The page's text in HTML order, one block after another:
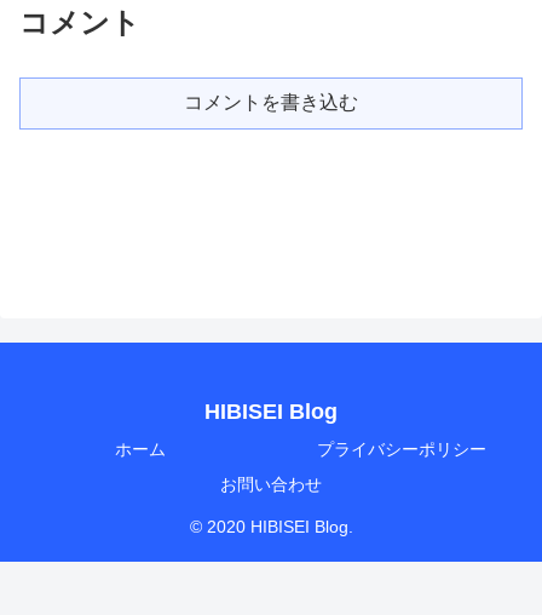
コメント
コメントを書き込む
HIBISEI Blog
ホーム
プライバシーポリシー
お問い合わせ
© 2020 HIBISEI Blog.